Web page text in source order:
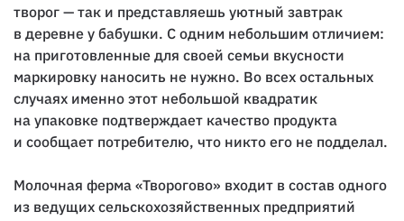
творог — так и представляешь уютный завтрак
в деревне у бабушки. С одним небольшим отличием:
на приготовленные для своей семьи вкусности
маркировку наносить не нужно. Во всех остальных
случаях именно этот небольшой квадратик
на упаковке подтверждает качество продукта
и сообщает потребителю, что никто его не подделал.
Молочная ферма «Творогово» входит в состав одного
из ведущих сельскохозяйственных предприятий